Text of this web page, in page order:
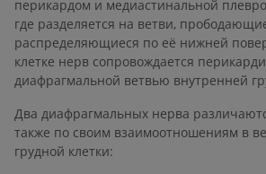
перикардом и медиастинальной
где разделяется на ветви,
распределяющиеся по её нижней
клетке нерв сопровождается
диафрагмальной ветвью внутренней
Два диафрагмальных нерва
также по своим взаимоотношениям в
грудной клетки: